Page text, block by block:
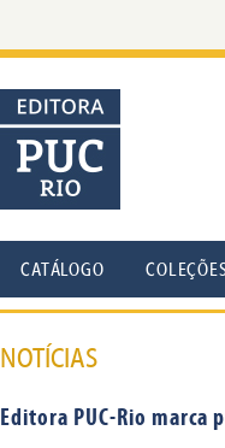
CATÁLOGO
NOTÍCIAS
Editora PUC-Rio marca